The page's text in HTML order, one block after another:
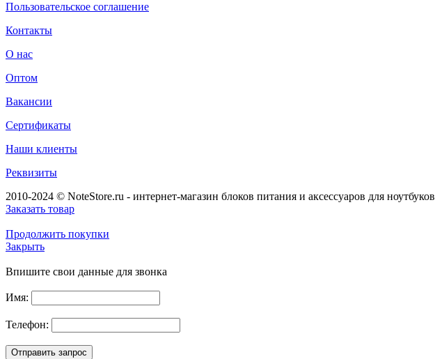
Пользовательское соглашение
Контакты
О нас
Оптом
Вакансии
Сертификаты
Наши клиенты
Реквизиты
2010-2024 © NoteStore.ru - интернет-магазин блоков питания и аксессуаров для ноутбуков
Заказать товар
Продолжить покупки
Закрыть
Впишите свои данные для звонка
Имя:
Телефон: